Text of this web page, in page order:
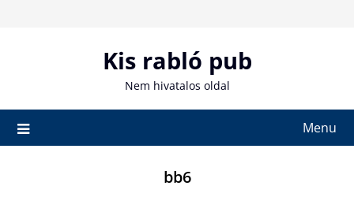
Kis rabló pub
Nem hivatalos oldal
Menu
bb6